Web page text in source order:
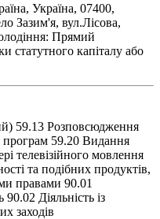
Україна, 07400,
Зазим'я, вул.Лісова,
Прямий
статутного капіталу або
59.13 Розповсюдження
програм 59.20 Видання
телевізійного мовлення
та подібних продуктів,
правами 90.01
90.02 Діяльність із
заходів